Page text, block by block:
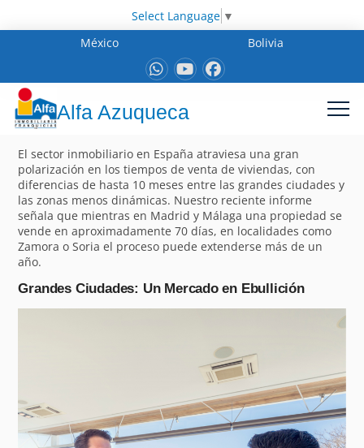
Select Language ▼
México
Bolivia
Alfa Azuqueca
El sector inmobiliario en España atraviesa una gran
polarización en los tiempos de venta de viviendas, con
diferencias de hasta 10 meses entre las grandes ciudades y
las zonas menos dinámicas. Nuestro reciente informe
señala que mientras en Madrid y Málaga una propiedad se
vende en aproximadamente 70 días, en localidades como
Zamora o Soria el proceso puede extenderse más de un
año.
Grandes Ciudades: Un Mercado en Ebullición